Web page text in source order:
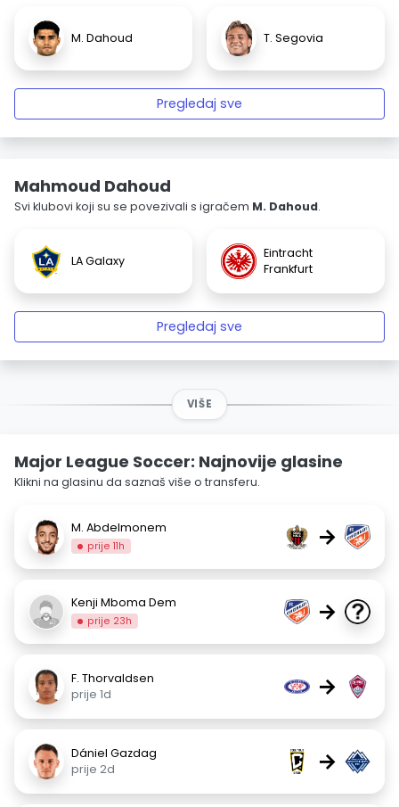
M. Dahoud T. Segovia
Pregledaj sve
Mahmoud Dahoud
Svi klubovi koji su se povezivali s igračem M. Dahoud.
LA Galaxy
Eintracht
Frankfurt
Pregledaj sve
VIŠE
Major League Soccer: Najnovije glasine
Klikni na glasinu da saznaš više o transferu.
M. Abdelmonem
prije 11h →
Kenji Mboma Dem
prije 23h →
F. Thorvaldsen
prije 1d
→
Dániel Gazdag
prije 2d
→